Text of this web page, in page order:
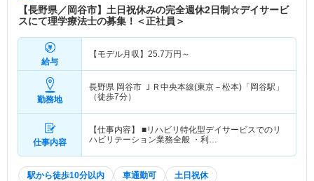
【長野県／岡谷市】土日祝休みの完全週休2日制☆デイサービ
スにて理学療法士の募集！＜正社員＞
給与
【モデル月収】 25.7万円～
勤務地
長野県 岡谷市 ＪＲ中央本線(東京－松本)「岡谷駅」
（徒歩7分）
仕事内容
【仕事内容】 ■リハビリ特化型デイサービスでのリ
ハビリテーション業務全般 ・利…
駅から徒歩10分以内 車通勤可 土日祝休